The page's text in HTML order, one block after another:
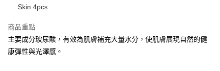
送貨方式
每筆HK$65.00，滿HK$300.00或以上免運費
順豐站及營業點 - 確認發貨後1-3個工作天送達
Skin 4pcs
商品重點
主要成分玻尿酸，有效為肌膚補充大量水分，使肌膚展現自然的健
康彈性與光澤感。